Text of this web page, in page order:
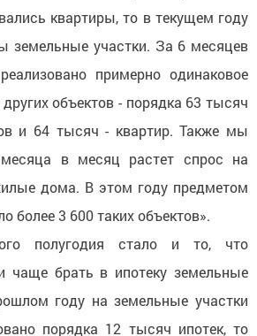
квартиры, то в текущем году
земельные участки. За 6 месяцев
примерно одинаковое
других объектов - порядка 63 тысяч
и 64 тысяч - квартир. Также мы
в месяц растет спрос на
дома. В этом году предметом
более 3 600 таких объектов».
полугодия стало и то, что
чаще брать в ипотеку земельные
году на земельные участки
порядка 12 тысяч ипотек, то